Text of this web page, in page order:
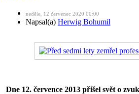
neděle, 12 červenec 2020 00:00
Napsal(a) Herwig Bohumil
Dne 12. července 2013 přišel svět o